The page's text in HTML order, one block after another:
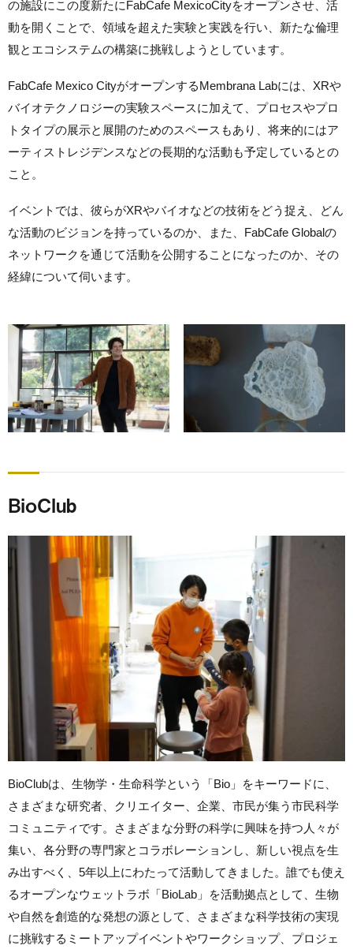
の施設にこの度新たにFabCafe MexicoCityをオープンさせ、活
動を開くことで、領域を超えた実験と実践を行い、新たな倫理
観とエコシステムの構築に挑戦しようとしています。
FabCafe Mexico CityがオープンするMembrana Labには、XRや
バイオテクノロジーの実験スペースに加えて、プロセスやプロ
トタイプの展示と展開のためのスペースもあり、将来的にはア
ーティストレジデンスなどの長期的な活動も予定しているとの
こと。
イベントでは、彼らがXRやバイオなどの技術をどう捉え、どん
な活動のビジョンを持っているのか、また、FabCafe Globalの
ネットワークを通じて活動を公開することになったのか、その
経緯について伺います。
BioClub
BioClubは、生物学・生命科学という「Bio」をキーワードに、
さまざまな研究者、クリエイター、企業、市民が集う市民科学
コミュニティです。さまざまな分野の科学に興味を持つ人々が
集い、各分野の専門家とコラボレーションし、新しい視点を生
み出すべく、5年以上にわたって活動してきました。誰でも使え
るオープンなウェットラボ「BioLab」を活動拠点として、生物
や自然を創造的な発想の源として、さまざまな科学技術の実現
に挑戦するミートアップイベントやワークショップ、プロジェ